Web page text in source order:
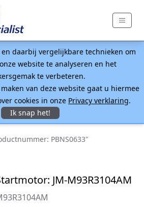
daarbij vergelijkbare technieken om
website te analyseren en het
te verbeteren.
van deze website gaat u hiermee
cookies in onze Privacy verklaring.
Ik snap het!
PBNS0633"
JM-M93R3104AM